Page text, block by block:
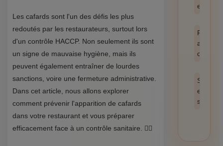
Les cafards sont l'un des défis les plus
redoutés par les restaurateurs, surtout lors
d'un contrôle HACCP. Non seulement ils sont
un signe de mauvaise hygiène, mais ils
peuvent également entraîner de lourdes
sanctions, voire une fermeture administrative.
Dans cet article, nous allons explorer
comment prévenir l'apparition de cafards
dans votre restaurant et vous préparer
efficacement face à un contrôle sanitaire. 🕵️‍♂️
et
Produit
anti
cafards
Santé
et
sécurité